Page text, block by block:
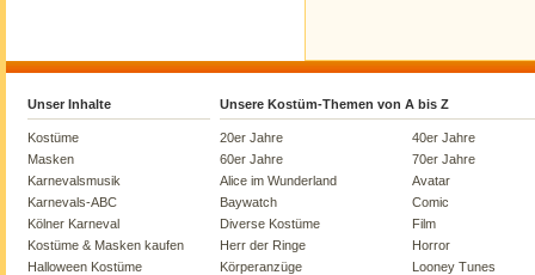
Unser Inhalte
Kostüme
Masken
Karnevalsmusik
Karnevals-ABC
Kölner Karneval
Kostüme & Masken kaufen
Halloween Kostüme
Unsere Kostüm-Themen von A bis Z
20er Jahre
40er Jahre
60er Jahre
70er Jahre
Alice im Wunderland
Avatar
Baywatch
Comic
Diverse Kostüme
Film
Herr der Ringe
Horror
Körperanzüge
Looney Tunes